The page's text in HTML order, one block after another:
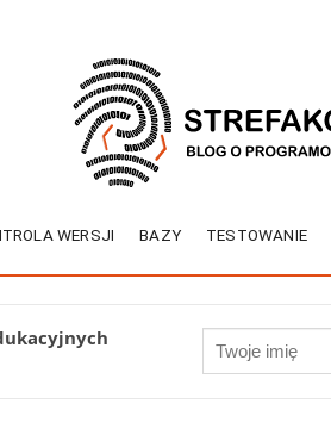
WERSJI BAZY TESTOWANIE